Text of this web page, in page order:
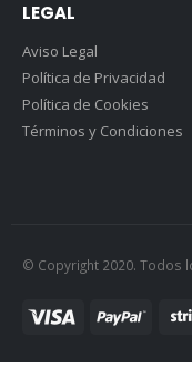
LEGAL
Aviso Legal
Política de Privacidad
Política de Cookies
Términos y Condiciones
© Copyright 2020. Todos